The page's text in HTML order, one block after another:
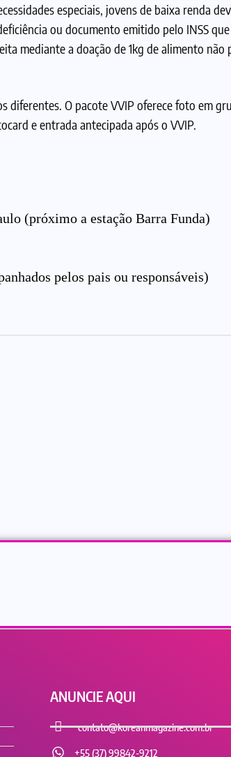
especiais, jovens de baixa renda
ou documento emitido pelo INSS
mediante a doação de 1kg de alimento não
diferentes. O pacote VVIP oferece foto em
e entrada antecipada após o VVIP.
(próximo a estação Barra Funda)
pelos pais ou responsáveis)
ANUNCIE AQUI
contato@koreanmagazine.com.br
+55 (37) 99842-9212